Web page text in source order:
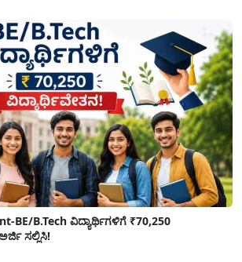
BE/B.Tech ವಿದ್ಯಾರ್ಥಿಗಳಿಗೆ ₹70,250
ಸಲ್ಲಿಸಿ!